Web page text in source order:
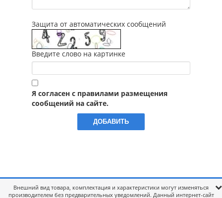
Защита от автоматических сообщений
Введите слово на картинке
Я согласен с правилами размещения
сообщений на сайте.
Внешний вид товара, комплектация и характеристики могут изменяться
производителем без предварительных уведомлений. Данный интернет-сайт